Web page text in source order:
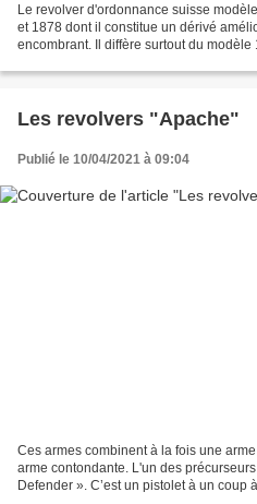
Le revolver d'ordonnance suisse
et 1878 dont il constitue un dérivé
encombrant. Il diffère surtout du
Les revolvers "Apache"
Publié le 10/04/2021 à 09:04
Ces armes combinent à la fois une
arme contondante. L'un des
Defender ». C’est un pistolet à un coup